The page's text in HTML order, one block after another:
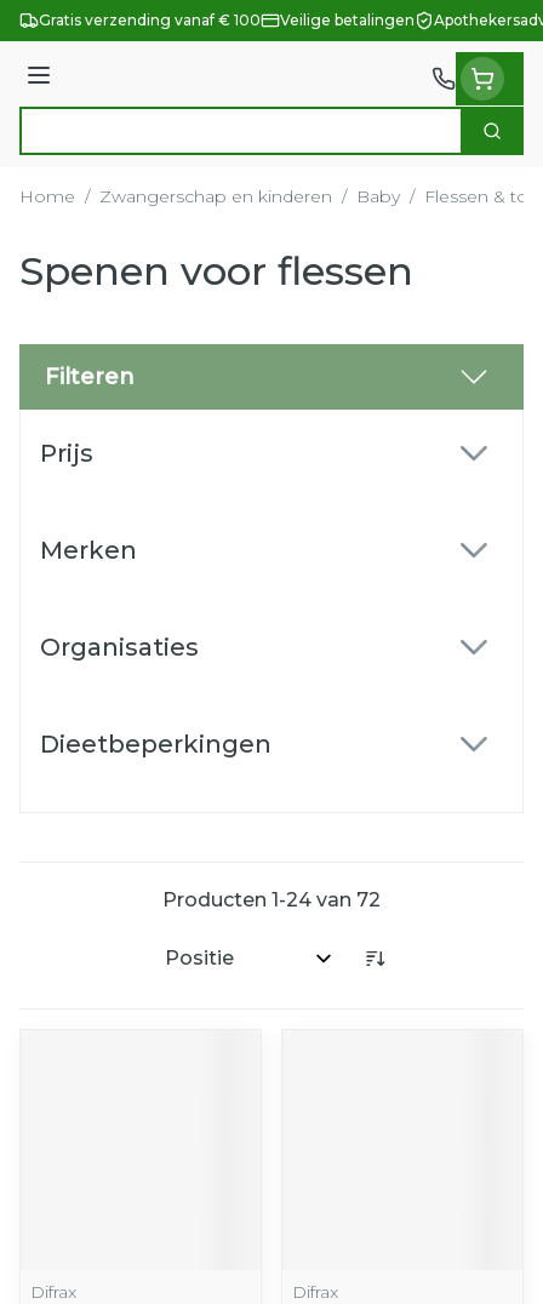
Ga naar de inhoud
Gratis verzending vanaf € 100 Veilige betalingen
Menu
Zoek
Home / Zwangerschap en kinderen / Baby / Flessen &
Spenen voor flessen
Filteren
Prijs
Merken
Organisaties
Dieetbeperkingen
Producten 1-24 van 72
Sorteer op:
Difrax
Difrax